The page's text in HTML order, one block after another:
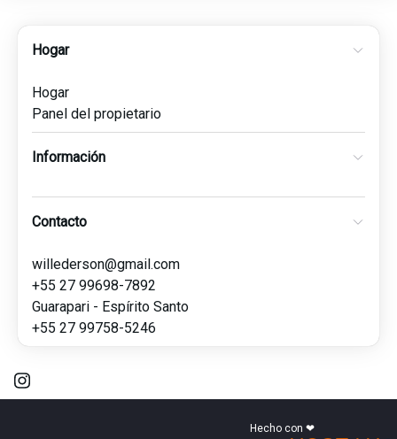
Hogar
Hogar
Panel del propietario
Información
Contacto
willederson@gmail.com
+55 27 99698-7892
Guarapari - Espírito Santo
+55 27 99758-5246
Hecho con ❤